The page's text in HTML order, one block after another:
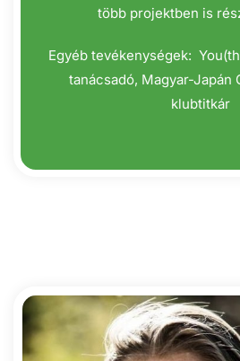
több projektben is
Egyéb tevékenységek:
tanácsadó, Magyar-Japán
klubtitkár